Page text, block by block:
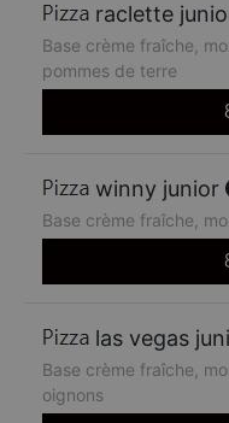
raclette
Base crème fraîche,
pommes de terre
winny junior
Base crème fraîche,
las vegas
Base crème fraîche,
oignons